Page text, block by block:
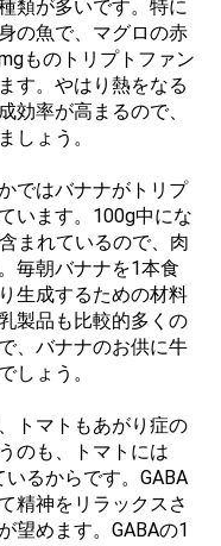
類が多いです。特に
の魚で、マグロの赤
ものトリプトファン
す。やはり熱をなる
効率が高まるので、
しょう。
ではバナナがトリプ
います。100g中にな
まれているので、肉
毎朝バナナを1本食
生成するための材料
製品も比較的多くの
、バナナのお供に牛
しょう。
トマトもあがり症の
のも、トマトには
るからです。GABA
精神をリラックスさ
望めます。GABAの1